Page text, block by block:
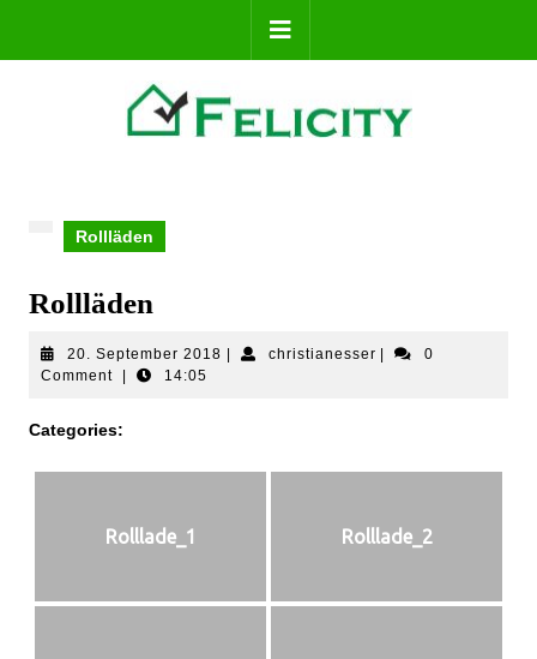
Rollläden
Rollläden
20. September 2018 christianesser
0
Comment
14:05
Categories:
Rolllade_1 Rolllade_2